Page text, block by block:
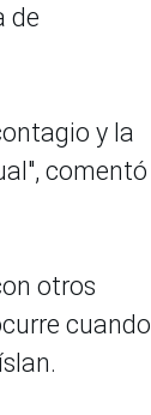
de
y la
comentó
otros
cuando